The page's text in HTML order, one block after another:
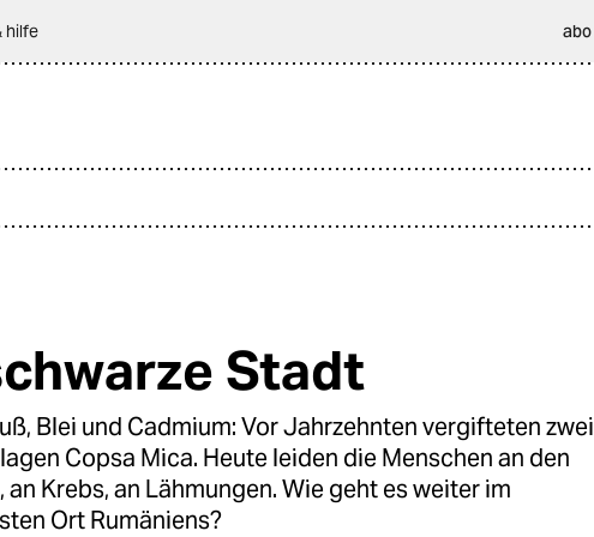
hilfe abo
Stadt
Blei und Cadmium: Vor Jahrzehnten vergifteten zwei
Copsa Mica. Heute leiden die Menschen an den
Krebs, an Lähmungen. Wie geht es weiter im
Ort Rumäniens?